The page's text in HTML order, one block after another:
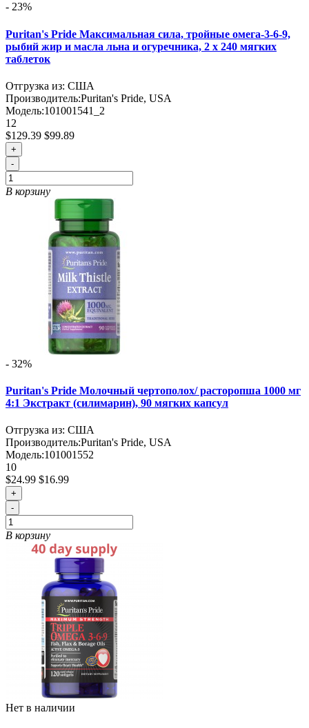
- 23%
Puritan's Pride Максимальная сила, тройные омега-3-6-9,
рыбий жир и масла льна и огуречника, 2 x 240 мягких
таблеток
Отгрузка из: США
Производитель:Puritan's Pride, USA
Модель:101001541_2
12
$129.39 $99.89
+
-
В корзину
- 32%
Puritan's Pride Молочный чертополох/ расторопша 1000 мг
4:1 Экстракт (силимарин), 90 мягких капсул
Отгрузка из: США
Производитель:Puritan's Pride, USA
Модель:101001552
10
$24.99 $16.99
+
-
В корзину
Нет в наличии